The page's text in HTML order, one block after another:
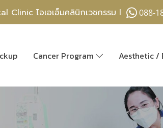
Clinic ไอเอเอ็มคลินิกเวชกรรม l 088-
Cancer Program Aesthetic /